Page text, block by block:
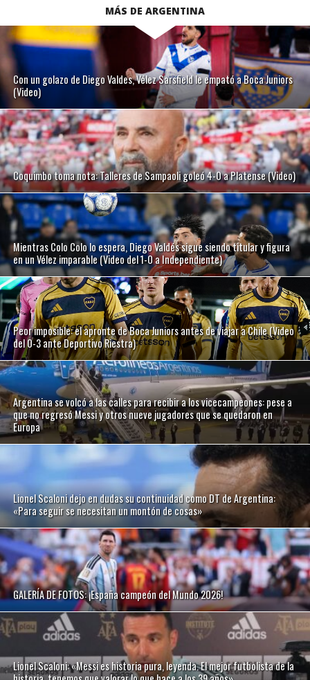
MÁS DE ARGENTINA
Con un golazo de Diego Valdes, Vélez Sarsfield le empató a Boca Juniors
(Video)
Coquimbo toma nota: Talleres de Sampaoli goleó 4-0 a Platense (Video)
Mientras Colo Colo lo espera, Diego Valdés sigue siendo titular y figura
en un Vélez imparable (Video del 1-0 a Independiente)
Peor imposible: el apronte de Boca Juniors antes de viajar a Chile (Video
del 0-3 ante Deportivo Riestra)
Argentina se volcó a las calles para recibir a los vicecampeones: pese a
que no regresó Messi y otros nueve jugadores que se quedaron en
Europa
Lionel Scaloni dejo en dudas su continuidad como DT de Argentina:
«Para seguir se necesitan un montón de cosas»
GALERÍA DE FOTOS: ¡España campeón del Mundo 2026!
Lionel Scaloni: «Messi es historia pura, leyenda. El mejor futbolista de la